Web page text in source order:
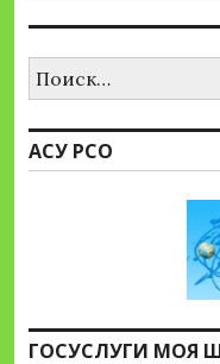
АСУ РСО
ГОСУСЛУГИ МОЯ